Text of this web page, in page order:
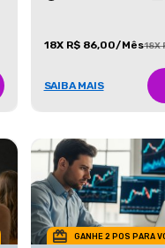
18X R$ 86,00/Mês18X
SAIBA MAIS
GANHE 2 POS PARA